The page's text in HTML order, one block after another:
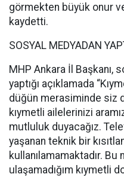
görmekten büyük onur
kaydetti.
SOSYAL MEDYADAN
MHP Ankara İl Başkanı,
yaptığı açıklamada
düğün merasiminde siz
kıymetli ailelerinizi
mutluluk duyacağız.
yaşanan teknik bir
kullanılamamaktadır. Bu
ulaşamadığım kıymetli